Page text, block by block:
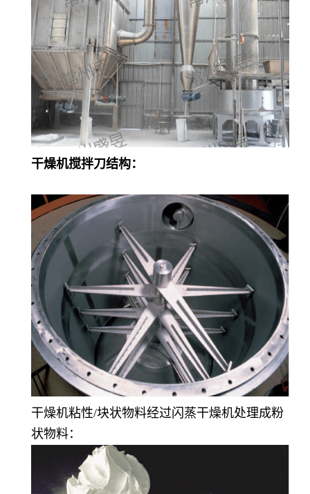
干燥机搅拌刀结构：
干燥机粘性/块状物料经过闪蒸干燥机处理成粉
状物料：